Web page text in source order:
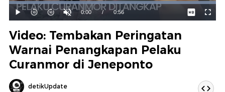
Mainkan
Suara
Hidup
Waktu
0:00 / Durasi
0:56
Dimuat:
100.00%
Video: Tembakan Peringatan
Warnai Penangkapan Pelaku
Curanmor di Jeneponto
detikUpdate